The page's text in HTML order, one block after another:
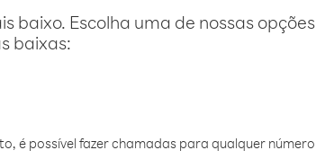
Escolha uma de nossas
baixas:
é possível fazer chamadas para qualquer